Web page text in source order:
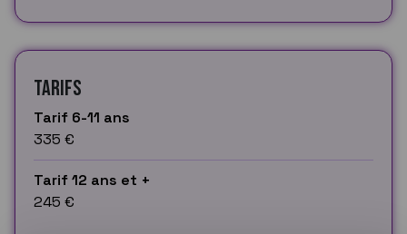
Tarifs
Tarif 6-11 ans
335 €
Tarif 12 ans et +
245 €